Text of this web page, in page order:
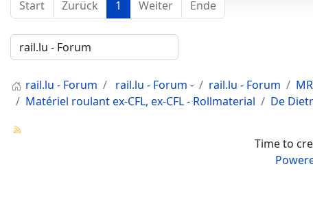
Start Zurück 1 Weiter Ende
rail.lu - Forum rail.lu - Forum - rail.lu - Forum
Matériel roulant ex-CFL, ex-CFL - Rollmaterial
De
Time to